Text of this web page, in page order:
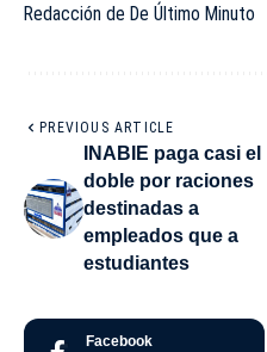
Redacción de De Último Minuto
PREVIOUS ARTICLE
INABIE paga casi el
doble por raciones
destinadas a
empleados que a
estudiantes
Facebook